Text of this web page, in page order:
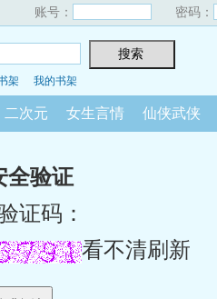
账号： 密码：
架 我的书架
二次元 女生言情 仙侠武侠
全验证
证码：
看不清刷新